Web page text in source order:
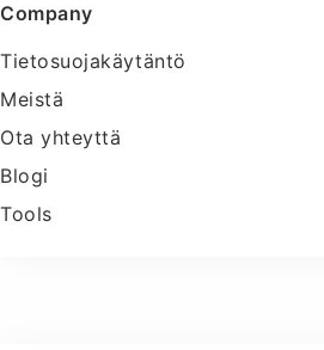
Company
Tietosuojakäytäntö
Meistä
Ota yhteyttä
Blogi
Tools